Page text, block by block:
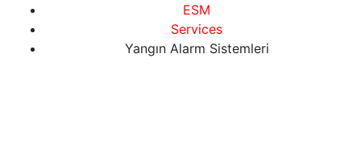
ESM
Services
Yangın Alarm Sistemleri